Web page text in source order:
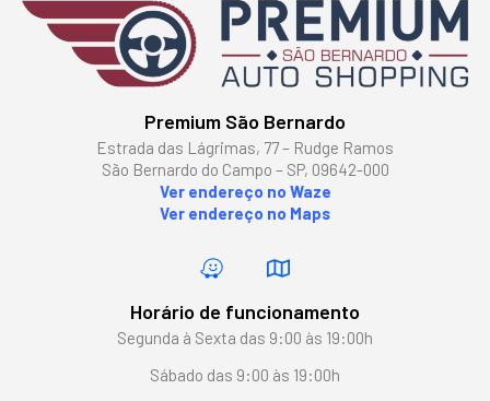
Premium São Bernardo
Estrada das Lágrimas, 77 – Rudge Ramos
São Bernardo do Campo – SP, 09642-000
Ver endereço no Waze
Ver endereço no Maps
Horário de funcionamento
Segunda à Sexta das 9:00 às 19:00h
Sábado das 9:00 às 19:00h